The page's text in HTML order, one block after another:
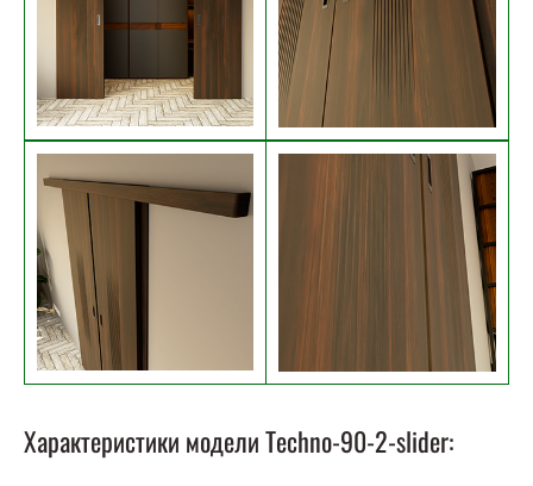
Характеристики модели Techno-90-2-slider: